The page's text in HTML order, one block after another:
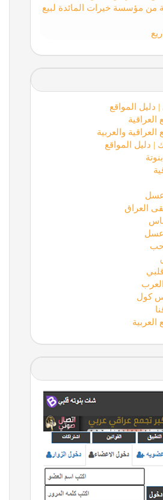
من مؤسسة خيرات المائدة لبيع
| دليل المواقع
العراقية
العراقية والعربية
دليل المواقع
العراق
عسل
حب
كول
العربية